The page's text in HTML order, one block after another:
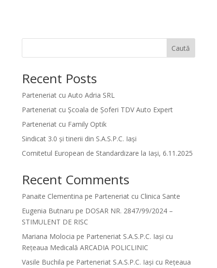
Caută
Recent Posts
Parteneriat cu Auto Adria SRL
Parteneriat cu Școala de Șoferi TDV Auto Expert
Parteneriat cu Family Optik
Sindicat 3.0 și tinerii din S.A.S.P.C. Iași
Comitetul European de Standardizare la Iași, 6.11.2025
Recent Comments
Panaite Clementina pe Parteneriat cu Clinica Sante
Eugenia Butnaru pe DOSAR NR. 2847/99/2024 –
STIMULENT DE RISC
Mariana Molocia pe Parteneriat S.A.S.P.C. Iași cu
Rețeaua Medicală ARCADIA POLICLINIC
Vasile Buchila pe Parteneriat S.A.S.P.C. Iași cu Rețeaua